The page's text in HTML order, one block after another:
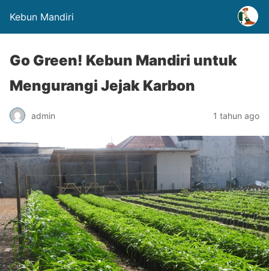
Kebun Mandiri
Go Green! Kebun Mandiri untuk
Mengurangi Jejak Karbon
admin 1 tahun ago